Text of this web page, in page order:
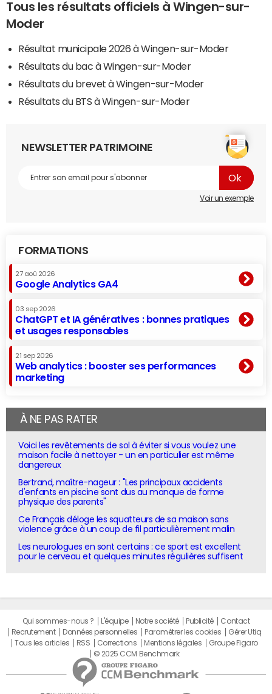
Tous les résultats officiels à Wingen-sur-
Moder
Résultat municipale 2026 à Wingen-sur-Moder
Résultats du bac à Wingen-sur-Moder
Résultats du brevet à Wingen-sur-Moder
Résultats du BTS à Wingen-sur-Moder
NEWSLETTER PATRIMOINE
Voir un exemple
FORMATIONS
27 aoû 2026
Google Analytics GA4
03 sep 2026
ChatGPT et IA génératives : bonnes pratiques
et usages responsables
21 sep 2026
Web analytics : booster ses performances
marketing
À NE PAS RATER
Voici les revêtements de sol à éviter si vous voulez une
maison facile à nettoyer - un en particulier est même
dangereux
Bertrand, maître-nageur : "Les principaux accidents
d'enfants en piscine sont dus au manque de forme
physique des parents"
Ce Français déloge les squatteurs de sa maison sans
violence grâce à un coup de fil particulièrement malin
Les neurologues en sont certains : ce sport est excellent
pour le cerveau et quelques minutes régulières suffisent
Qui sommes-nous ? L'équipe Notre société Publicité
Contact
Recrutement
Données personnelles Paramétrer les cookies
Gérer Utiq
Tous les articles
RSS Corrections Mentions légales
Groupe Figaro
© 2025 CCM Benchmark